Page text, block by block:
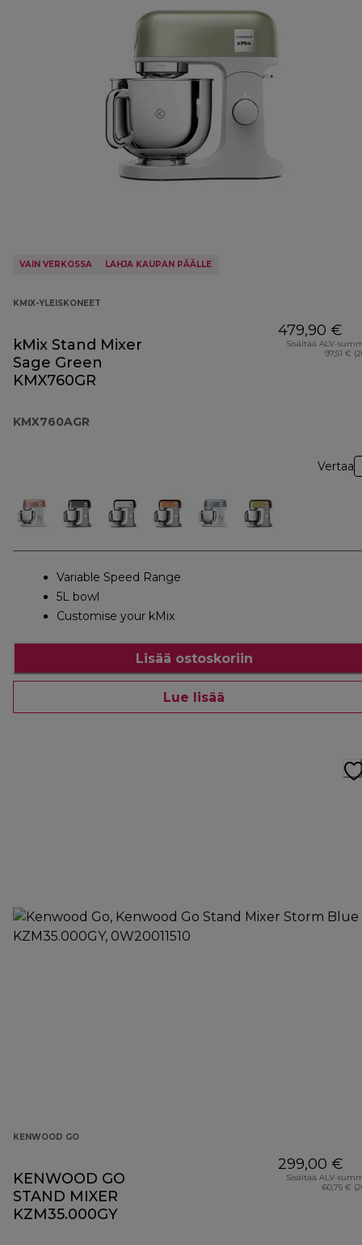
VAIN VERKOSSA LAHJA KAUPAN PÄÄLLE
KMIX-YLEISKONEET
kMix Stand Mixer
Sage Green
KMX760GR
KMX760AGR
479,90 €
Sisältää ALV-
97,51 €
Vertaa
Variable Speed Range
5L bowl
Customise your kMix
Lisää ostoskoriin
Lue lisää
KENWOOD GO
KENWOOD GO
STAND MIXER
KZM35.000GY
299,00 €
Sisältää ALV-
60,75 €